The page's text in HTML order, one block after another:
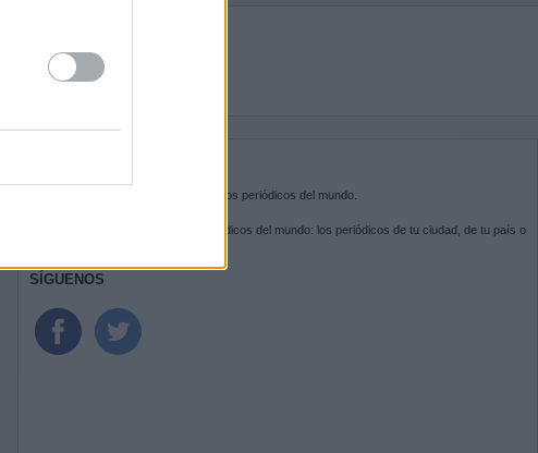
es la puerta de entrada a los periódicos del mundo.
Navega por las portadas de los periódicos del mundo: los periódicos de tu ciudad, de tu país o
SÍGUENOS